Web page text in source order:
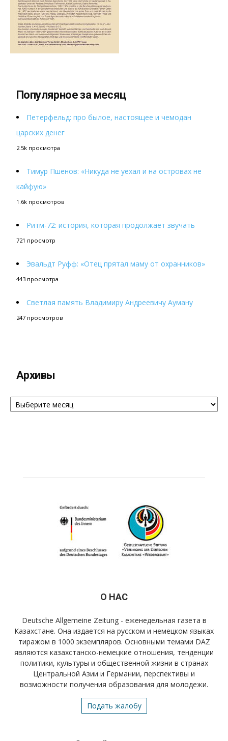
Популярное за месяц
Петерфельд: про былое, настоящее и чемодан
царских денег
2.5k просмотра
Тимур Пшенов: «Никуда не уехал и на островах не
кайфую»
1.6k просмотров
Ритм-72: история, которая продолжает звучать
721 просмотр
Эвальдт Руфф: «Отец прятал маму от охранников»
443 просмотра
Светлая память Владимиру Андреевичу Ауману
247 просмотров
Архивы
Архивы
О НАС
Deutsche Allgemeine Zeitung - еженедельная газета в
Казахстане. Она издается на русском и немецком языках
тиражом в 1000 экземпляров. Основными темами DAZ
являются казахстанско-немецкие отношения, тенденции
политики, культуры и общественной жизни в странах
Центральной Азии и Германии, перспективы и
возможности получения образования для молодежи.
Подать жалобу